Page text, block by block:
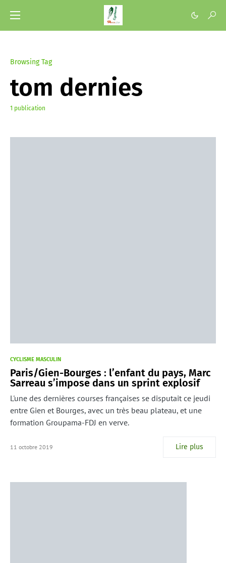
Browsing Tag
tom dernies
1 publication
CYCLISME MASCULIN
Paris/Gien-Bourges : l’enfant du pays, Marc
Sarreau s’impose dans un sprint explosif
L'une des dernières courses françaises se disputait ce jeudi
entre Gien et Bourges, avec un très beau plateau, et une
formation Groupama-FDJ en verve.
11 octobre 2019 Lire plus